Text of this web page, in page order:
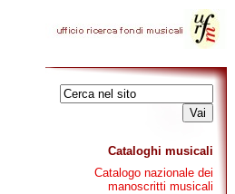
Cataloghi musicali
Catalogo nazionale dei
manoscritti musicali